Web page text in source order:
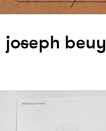
joseph beuy